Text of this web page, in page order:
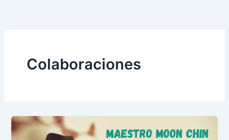
Colaboraciones
Visita
Maestro